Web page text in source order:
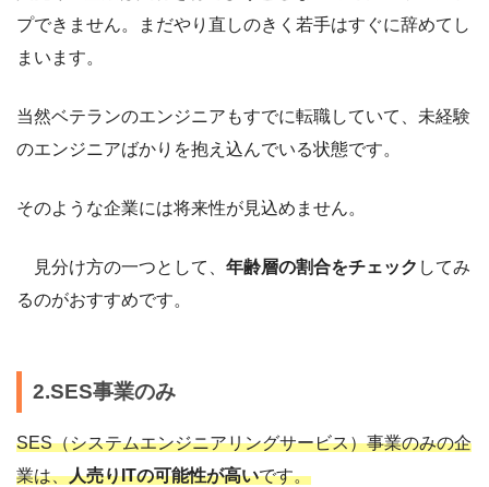
プできません。まだやり直しのきく若手はすぐに辞めてし
まいます。
当然ベテランのエンジニアもすでに転職していて、未経験
のエンジニアばかりを抱え込んでいる状態です。
そのような企業には将来性が見込めません。
見分け方の一つとして、 年齢層の割合をチェック してみ
るのがおすすめです。
2.SES事業のみ
SES（システムエンジニアリングサービス）事業のみの企
業は、人売りITの可能性が高いです。